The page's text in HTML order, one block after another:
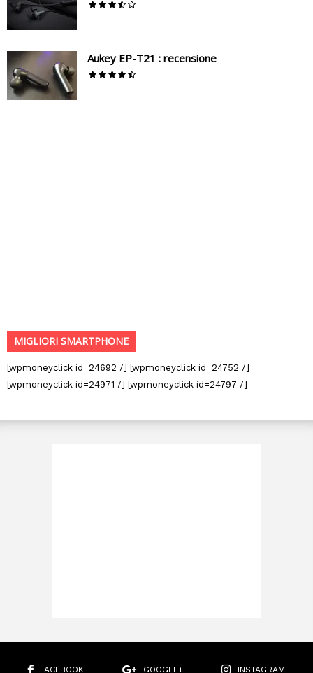
Aukey EP-T21 : recensione
MIGLIORI SMARTPHONE
[wpmoneyclick id=24692 /] [wpmoneyclick id=24752 /]
[wpmoneyclick id=24971 /] [wpmoneyclick id=24797 /]
FACEBOOK GOOGLE+ INSTAGRAM